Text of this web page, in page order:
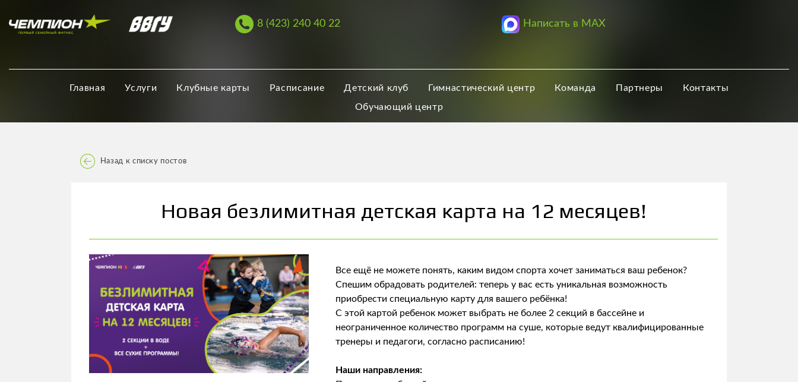
8 (423) 240 40 22 Написать в MAX
Главная Услуги Клубные карты Расписание Детский клуб Гимнастический центр Команда Партнеры Контакты
Обучающий центр
Назад к списку постов
Новая безлимитная детская карта на 12 месяцев!
Все ещё не можете понять, каким видом спорта хочет заниматься ваш ребенок?
Спешим обрадовать родителей: теперь у вас есть уникальная возможность
приобрести специальную карту для вашего ребёнка!
С этой картой ребенок может выбрать не более 2 секций в бассейне и
неограниченное количество программ на суше, которые ведут квалифицированные
тренеры и педагоги, согласно расписанию!
Наши направления: